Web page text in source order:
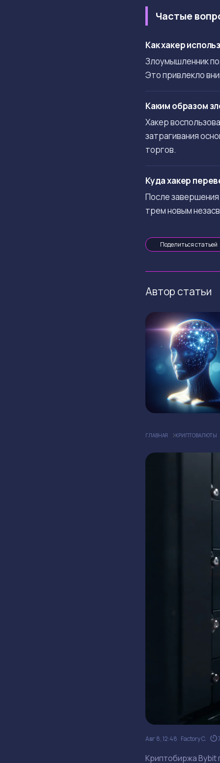
Частые
Как хакер
Злоумышленник
Это привлекло
Каким образом
Хакер
затрагивания
торгов.
Куда хакер
После
трем новым
Поделиться статьей
Автор статьи
ГЛАВНАЯ КРИПТОВАЛЮТЫ
Авг 8, 12:48 Factory C.
Криптобиржа Bybit